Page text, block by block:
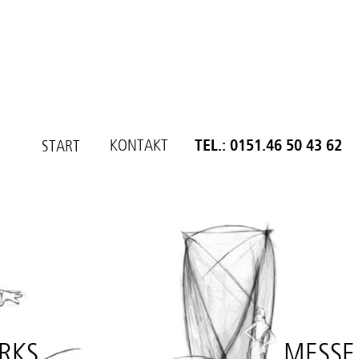
START KONTAKT TEL.: 0151.46 50 43 62